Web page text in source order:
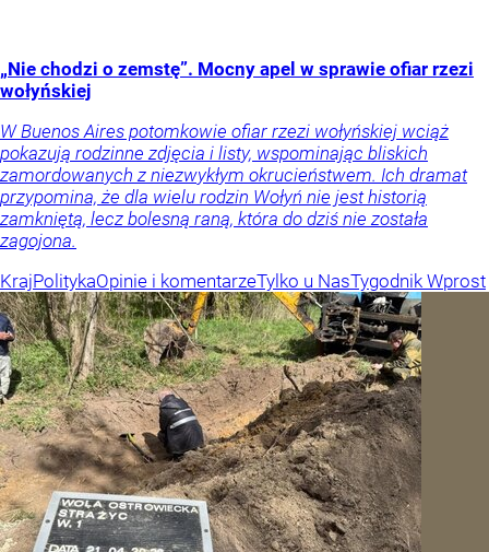
„Nie chodzi o zemstę”. Mocny apel w sprawie ofiar rzezi
wołyńskiej
W Buenos Aires potomkowie ofiar rzezi wołyńskiej wciąż
pokazują rodzinne zdjęcia i listy, wspominając bliskich
zamordowanych z niezwykłym okrucieństwem. Ich dramat
przypomina, że dla wielu rodzin Wołyń nie jest historią
zamkniętą, lecz bolesną raną, która do dziś nie została
zagojona.
KrajPolitykaOpinie i komentarzeTylko u NasTygodnik Wprost